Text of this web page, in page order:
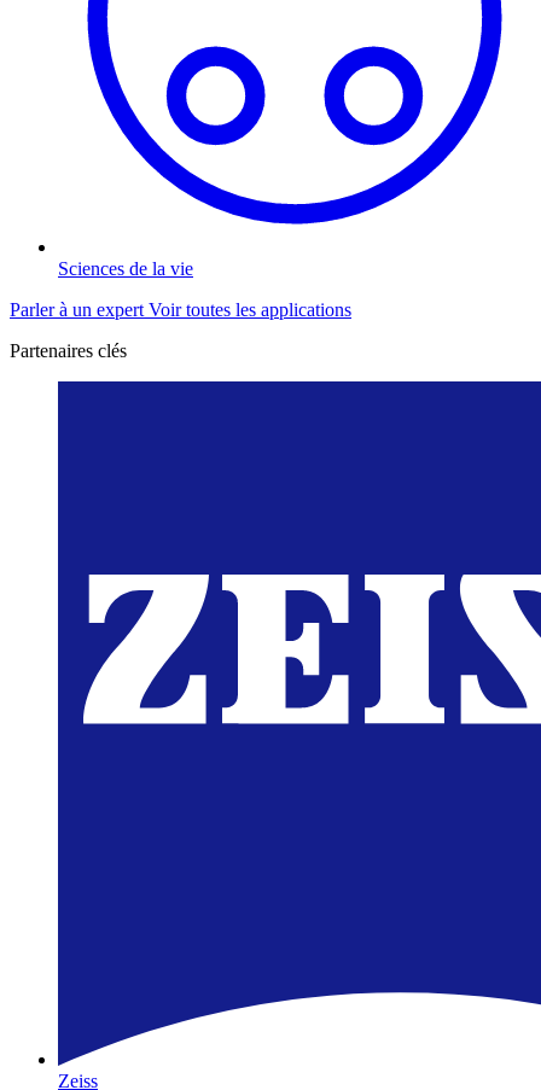
Sciences de la vie
Parler à un expert Voir toutes les applications
Partenaires clés
Zeiss